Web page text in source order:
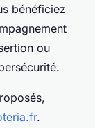
bénéficiez
ou
.